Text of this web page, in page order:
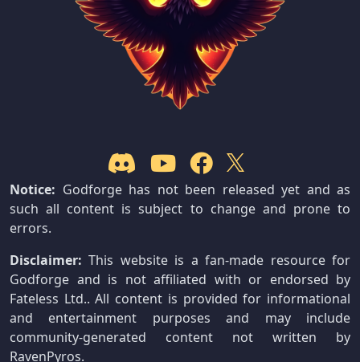
Notice: Godforge has not been released yet and as
such all content is subject to change and prone to
errors.
Disclaimer: This website is a fan-made resource for
Godforge and is not affiliated with or endorsed by
Fateless Ltd.. All content is provided for informational
and entertainment purposes and may include
community-generated content not written by
RavenPyros.